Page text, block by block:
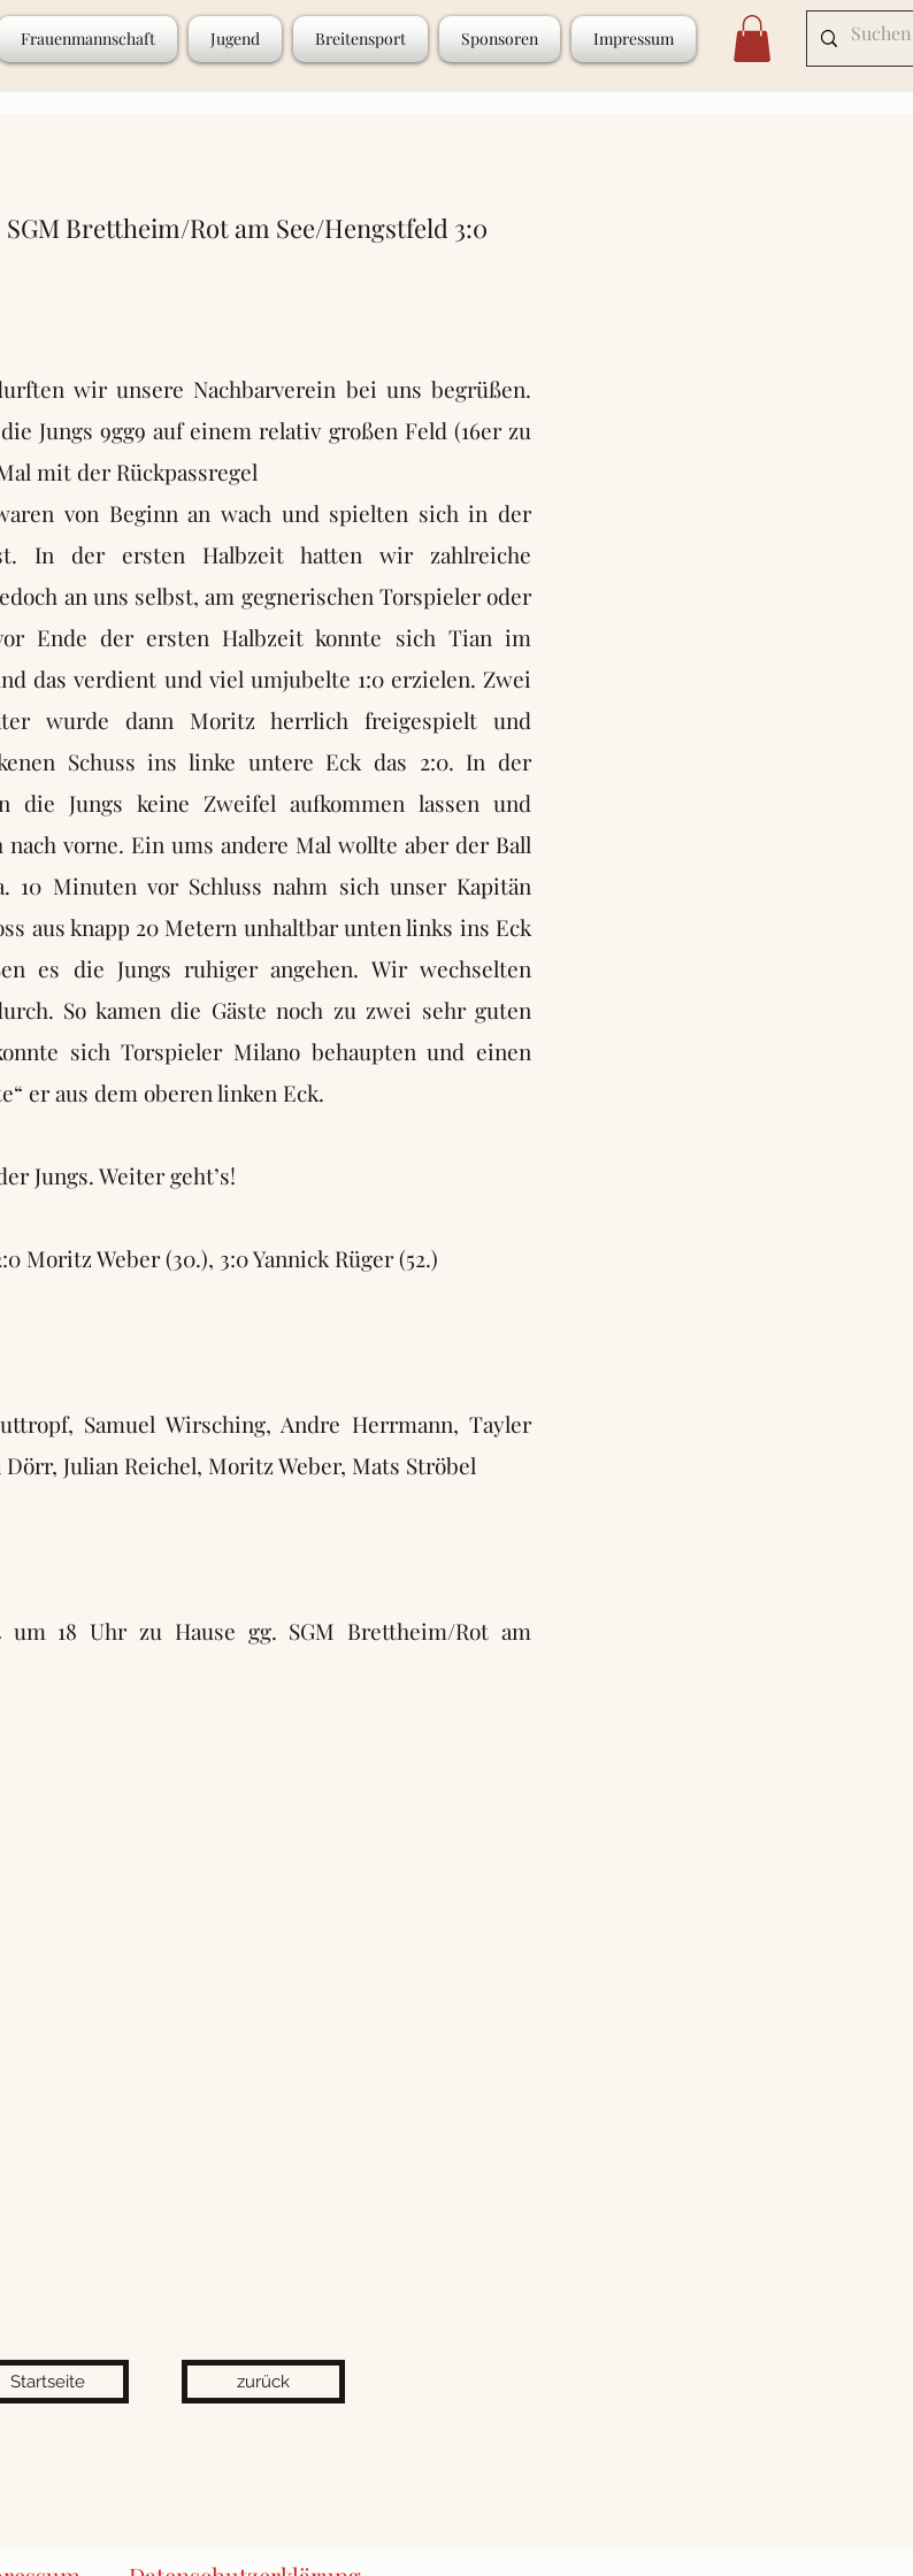
Frauenmannschaft Jugend Breitensport Sponsoren Impressum
SGM Brettheim/Rot am See/Hengstfeld 3:0
wir unsere Nachbarverein bei uns begrüßen.
Jungs 9gg9 auf einem relativ großen Feld (16er zu
mit der Rückpassregel
von Beginn an wach und spielten sich in der
In der ersten Halbzeit hatten wir zahlreiche
an uns selbst, am gegnerischen Torspieler oder
Ende der ersten Halbzeit konnte sich Tian im
das verdient und viel umjubelte 1:0 erzielen. Zwei
wurde dann Moritz herrlich freigespielt und
Schuss ins linke untere Eck das 2:0. In der
die Jungs keine Zweifel aufkommen lassen und
vorne. Ein ums andere Mal wollte aber der Ball
10 Minuten vor Schluss nahm sich unser Kapitän
aus knapp 20 Metern unhaltbar unten links ins Eck
es die Jungs ruhiger angehen. Wir wechselten
So kamen die Gäste noch zu zwei sehr guten
sich Torspieler Milano behaupten und einen
er aus dem oberen linken Eck.
Jungs. Weiter geht’s!
Moritz Weber (30.), 3:0 Yannick Rüger (52.)
Samuel Wirsching, Andre Herrmann, Tayler
Julian Reichel, Moritz Weber, Mats Ströbel
um 18 Uhr zu Hause gg. SGM Brettheim/Rot am
Startseite zurück